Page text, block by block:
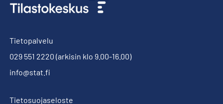
Tietopalvelu
029 551 2220 (arkisin klo 9.00-16.00)
info@stat.fi
Tietosuojaseloste